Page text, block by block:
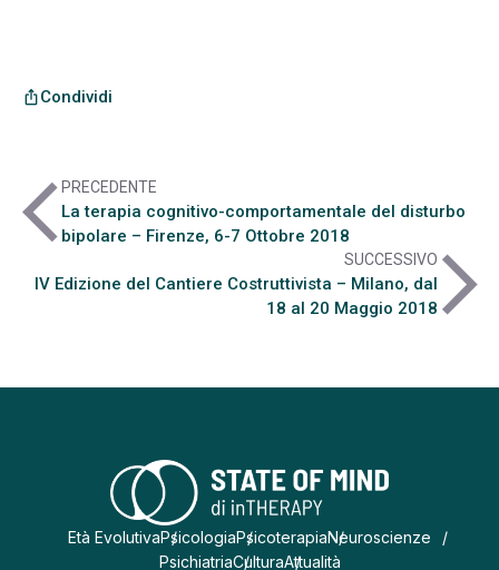
ios_shareCondividi
arrow_back_iosPRECEDENTE
La terapia cognitivo-comportamentale del disturbo
bipolare – Firenze, 6-7 Ottobre 2018
SUCCESSIVO
IV Edizione del Cantiere Costruttivista – Milano, dal
18 al 20 Maggio 2018arrow_forward_ios
Età EvolutivaPsicologiaPsicoterapiaNeuroscienze
PsichiatriaCulturaAttualità